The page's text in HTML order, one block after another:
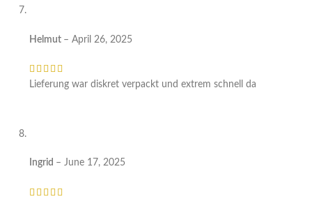
Helmut – April 26, 2025
Lieferung war diskret verpackt und extrem schnell da
Ingrid – June 17, 2025